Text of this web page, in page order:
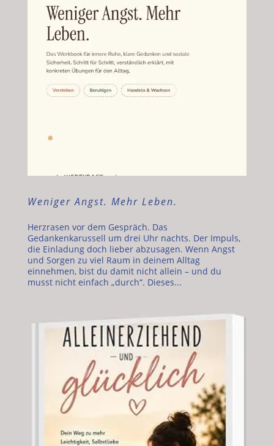
Weniger Angst. Mehr Leben.
Herzrasen vor dem Gespräch. Das
Gedankenkarussell um drei Uhr nachts. Der Impuls,
die Einladung doch lieber abzusagen. Wenn Angst
und Sorgen zu viel Raum in deinem Alltag
einnehmen, bist du damit nicht allein – und du
musst nicht einfach „durch“. Dieses...